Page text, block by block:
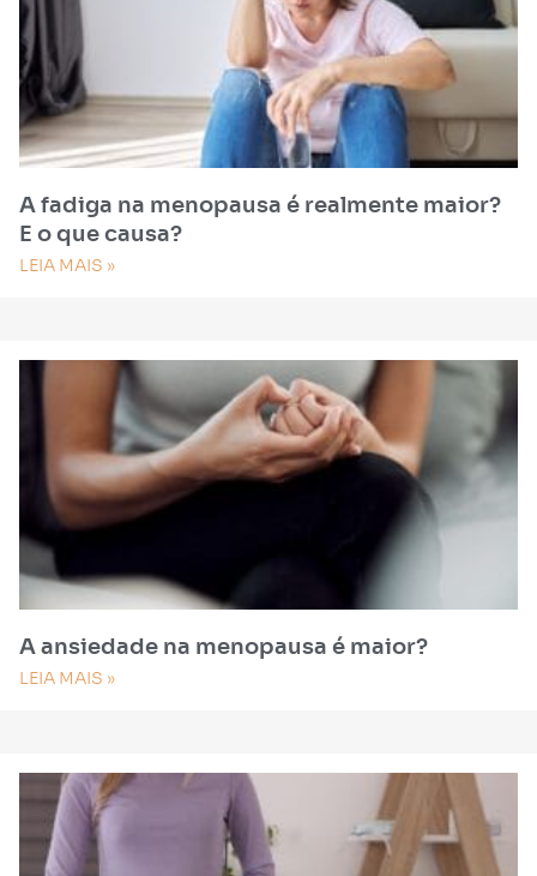
A fadiga na menopausa é realmente maior?
E o que causa?
LEIA MAIS »
A ansiedade na menopausa é maior?
LEIA MAIS »